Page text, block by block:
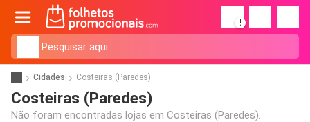
!
Cidades Costeiras (Paredes)
Costeiras (Paredes)
Não foram encontradas lojas em Costeiras (Paredes).